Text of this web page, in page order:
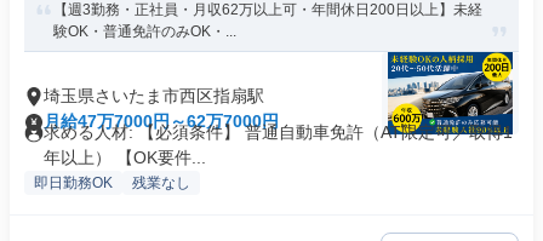
【週3勤務・正社員・月収62万以上可・年間休日200日以上】未経
験OK・普通免許のみOK・...
埼玉県さいたま市西区指扇駅
月給47万7000円～62万7000円
求める人材: 【必須条件】 普通自動車免許（AT限定可／取得1
年以上） 【OK要件...
即日勤務OK 残業なし